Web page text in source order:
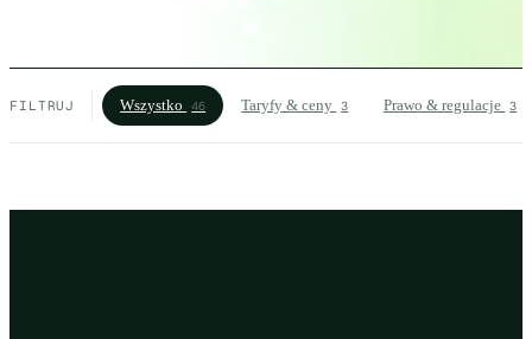
FILTRUJ Wszystko 46 Taryfy & ceny 3 Prawo & regulacje 3